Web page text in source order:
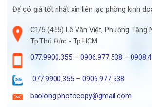
Để có giá tốt nhất xin liên lạc phòng kinh
C1/5 (455) Lê Văn Việt, Phường Tăng
Tp.Thủ Đức - Tp.HCM
077.9900.355– 0906.977.538 –
077.9900.355– 0906.977.538
baolong.photocopy@gmail.com